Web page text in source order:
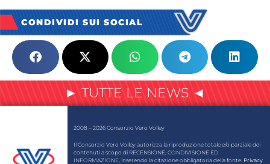
CONDIVIDI SUI SOCIAL
► TUTTE LE NEWS ◄
2008 – 2026 Consorzio Vero Volley
Il Consorzio Vero Volley autorizza la riproduzione totale e/o parziale dei
contenuti a scopo di RECENSIONE, CONDIVISIONE ED
INFORMAZIONE, inserendo la citazione obbligatoria della fonte. Privacy